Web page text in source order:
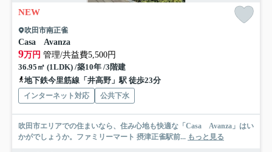
NEW
吹田市南正雀
Casa Avanza
9万円 管理/共益費5,500円
36.95㎡ (1LDK) /築10年 /3階建
地下鉄今里筋線「井高野」駅 徒歩23分
インターネット対応 公共下水
吹田市エリアでの住まいなら、住み心地も快適な「Casa Avanza」はい
かがでしょうか。ファミリーマート 摂津正雀駅前... もっと見る